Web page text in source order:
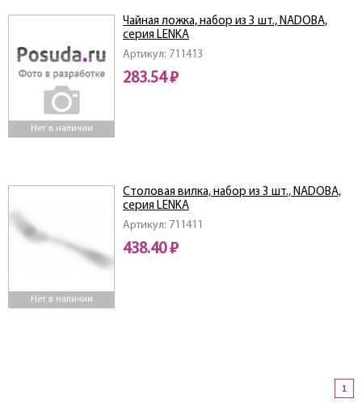
Нет в наличии
Артикул: 711413
Чайная ложка, набор из 3 шт., NADOBA,
серия LENKA
283.54 ₽
Нет в наличии
Артикул: 711411
Столовая вилка, набор из 3 шт., NADOBA,
серия LENKA
438.40 ₽
1